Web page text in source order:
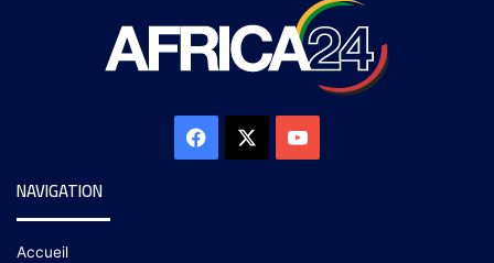
NAVIGATION
Accueil